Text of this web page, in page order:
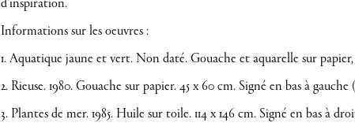
d'inspiration.
Informations sur les oeuvres :
1. Aquatique jaune et vert. Non daté. Gouache et aquarelle sur
2. Rieuse. 1980. Gouache sur papier. 45 x 60 cm. Signé en bas à
3. Plantes de mer. 1985. Huile sur toile. 114 x 146 cm. Signé en bas à